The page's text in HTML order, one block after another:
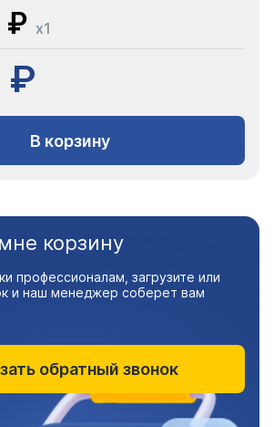
₽ x1
₽
В корзину
корзину
профессионалам, загрузите или
и наш менеджер соберет вам
обратный звонок